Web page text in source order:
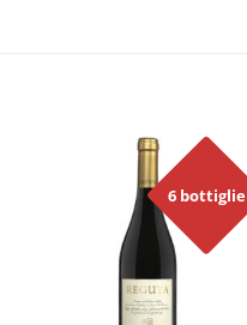
6 bottiglie